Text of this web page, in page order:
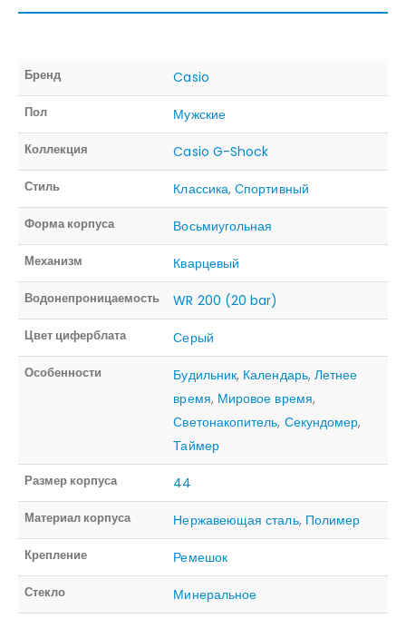
Бренд Casio
Пол Мужские
Коллекция Casio G-Shock
Стиль Классика,Спортивный
Форма корпуса Восьмиугольная
Механизм Кварцевый
Водонепроницаемость WR 200 (20 bar)
Цвет циферблата Серый
Особенности Будильник, Календарь, Летнее
время, Мировое время,
Светонакопитель, Секундомер,
Таймер
Размер корпуса 44
Материал корпуса Нержавеющая сталь, Полимер
Крепление Ремешок
Стекло Минеральное